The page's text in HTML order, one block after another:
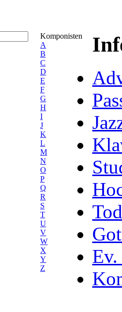
Komponisten
A
B
C
D
E
F
G
H
I
J
K
L
M
N
O
P
Q
R
S
T
U
V
W
X
Y
Z
Ev.